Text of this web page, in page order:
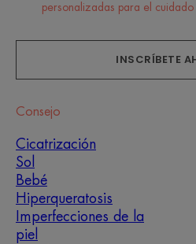
personalizadas para el cuidado
INSCRÍBETE
Consejo
Cicatrización
Sol
Bebé
Hiperqueratosis
Imperfecciones de la
piel